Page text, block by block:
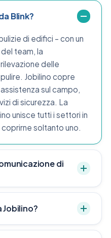
Blink?
di edifici – con un
team, la
delle
Jobilino copre
sul campo,
di sicurezza. La
unisce tutti i settori in
soltanto uno.
di
Jobilino?